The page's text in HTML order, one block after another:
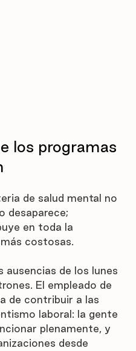
los programas
de salud mental no
desaparece;
en toda la
costosas.
ausencias de los lunes
El empleado de
de contribuir a las
laboral: la gente
plenamente, y
desde